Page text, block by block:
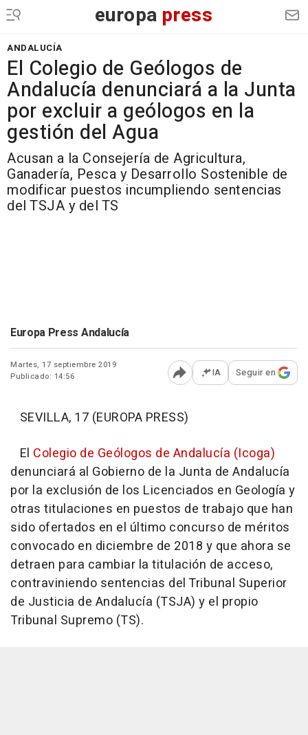
europa press
ANDALUCÍA
El Colegio de Geólogos de
Andalucía denunciará a la Junta
por excluir a geólogos en la
gestión del Agua
Acusan a la Consejería de Agricultura,
Ganadería, Pesca y Desarrollo Sostenible de
modificar puestos incumpliendo sentencias
del TSJA y del TS
Europa Press Andalucía
Martes, 17 septiembre 2019
Publicado: 14:56
Abrir opciones para
IA Seguir en
SEVILLA, 17 (EUROPA PRESS)
El Colegio de Geólogos de Andalucía (Icoga)
denunciará al Gobierno de la Junta de Andalucía
por la exclusión de los Licenciados en Geología y
otras titulaciones en puestos de trabajo que han
sido ofertados en el último concurso de méritos
convocado en diciembre de 2018 y que ahora se
detraen para cambiar la titulación de acceso,
contraviniendo sentencias del Tribunal Superior
de Justicia de Andalucía (TSJA) y el propio
Tribunal Supremo (TS).